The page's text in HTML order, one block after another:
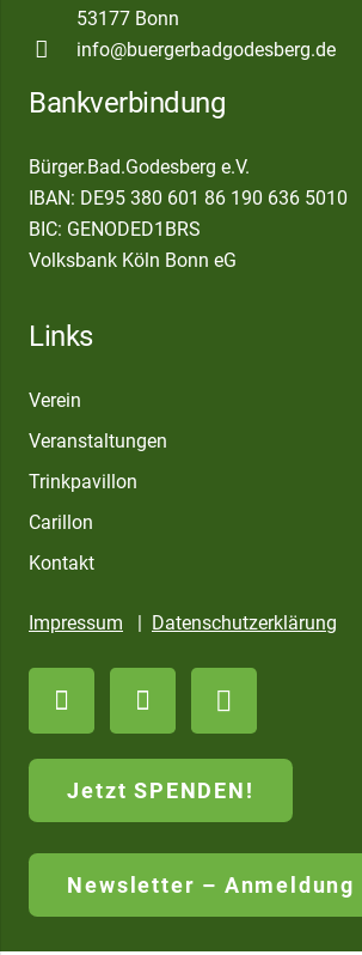
53177 Bonn
info@buergerbadgodesberg.de
Bankverbindung
Bürger.Bad.Godesberg e.V.
IBAN: DE95 380 601 86 190 636 5010
BIC: GENODED1BRS
Volksbank Köln Bonn eG
Links
Verein
Veranstaltungen
Trinkpavillon
Carillon
Kontakt
Impressum | Datenschutzerklärung
Jetzt SPENDEN!
Newsletter – Anmeldung